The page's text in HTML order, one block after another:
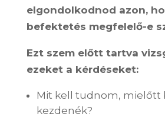
elgondolkodnod azon,
befektetés megfelelő-e
Ezt szem előtt tartva
ezeket a kérdéseket:
Mit kell tudnom, mielőtt
kezdenék?